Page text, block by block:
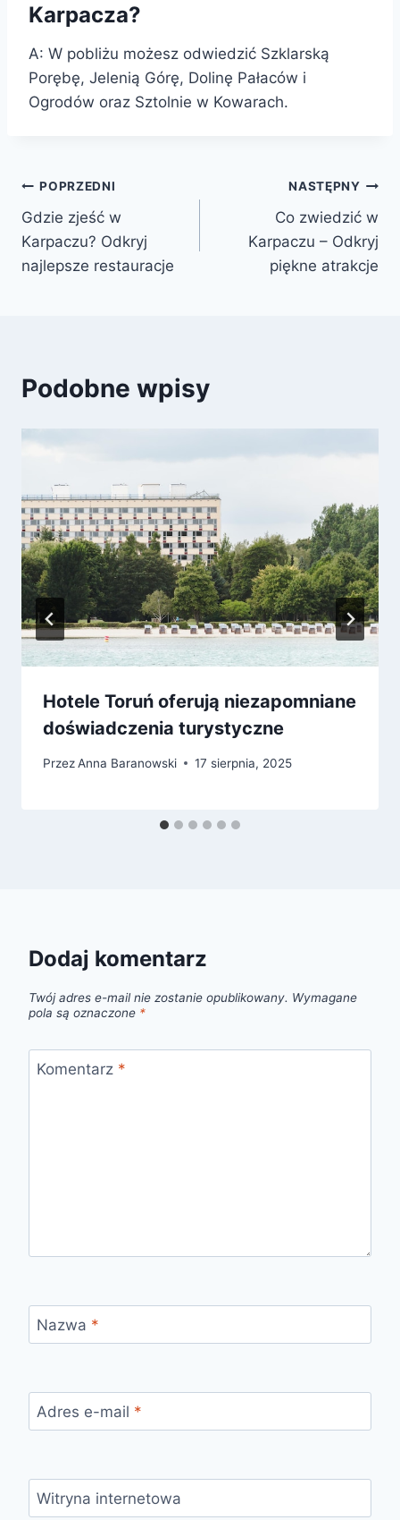
Karpacza?
A: W pobliżu możesz odwiedzić Szklarską
Porębę, Jelenią Górę, Dolinę Pałaców i
Ogrodów oraz Sztolnie w Kowarach.
Nawigacja
wpisu
POPRZEDNI
Gdzie zjeść w
Karpaczu? Odkryj
najlepsze restauracje
NASTĘPNY
Co zwiedzić w
Karpaczu – Odkryj
piękne atrakcje
Podobne wpisy
Hotele Toruń oferują niezapomniane
doświadczenia turystyczne
PrzezAnna Baranowski 17 sierpnia, 2025
Dodaj komentarz
Twój adres e-mail nie zostanie opublikowany. Wymagane
pola są oznaczone *
Komentarz *
Nazwa *
Adres e-mail *
Witryna internetowa